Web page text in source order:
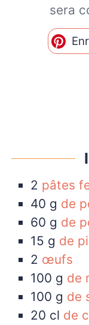
sera
2 pâtes
40 g de
60 g de
15 g de
2 œufs
100 g de
100 g de
20 cl de